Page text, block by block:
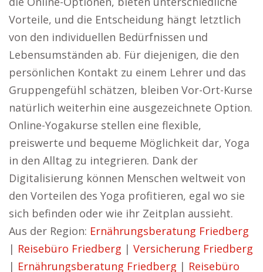
Vorteile, und die Entscheidung hängt letztlich
von den individuellen Bedürfnissen und
Lebensumständen ab. Für diejenigen, die den
persönlichen Kontakt zu einem Lehrer und das
Gruppengefühl schätzen, bleiben Vor-Ort-Kurse
natürlich weiterhin eine ausgezeichnete Option.
Online-Yogakurse stellen eine flexible,
preiswerte und bequeme Möglichkeit dar, Yoga
in den Alltag zu integrieren. Dank der
Digitalisierung können Menschen weltweit von
den Vorteilen des Yoga profitieren, egal wo sie
sich befinden oder wie ihr Zeitplan aussieht.
Aus der Region: Ernährungsberatung Friedberg
| Reisebüro Friedberg | Versicherung Friedberg
| Ernährungsberatung Friedberg | Reisebüro